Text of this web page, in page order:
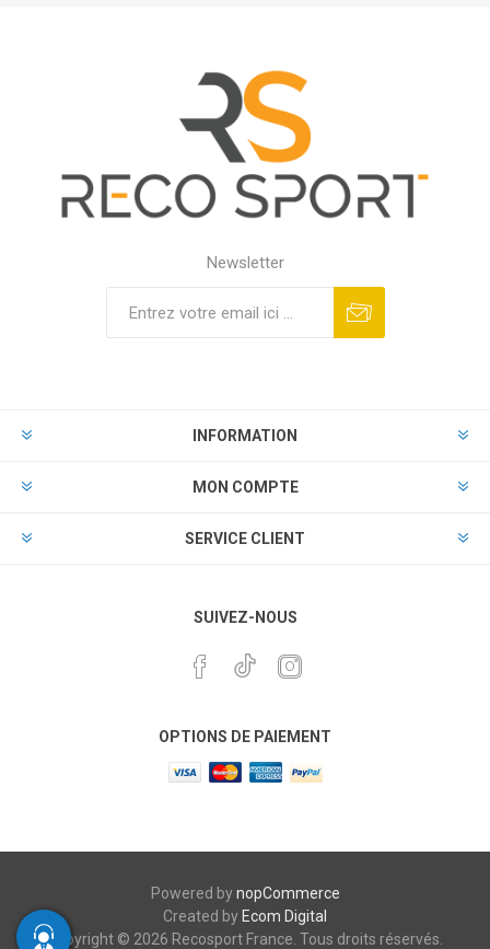
Newsletter
INFORMATION
MON COMPTE
SERVICE CLIENT
SUIVEZ-NOUS
OPTIONS DE PAIEMENT
Powered bynopCommerce
Created by Ecom Digital
Copyright © 2026 Recosport France. Tous droits réservés.